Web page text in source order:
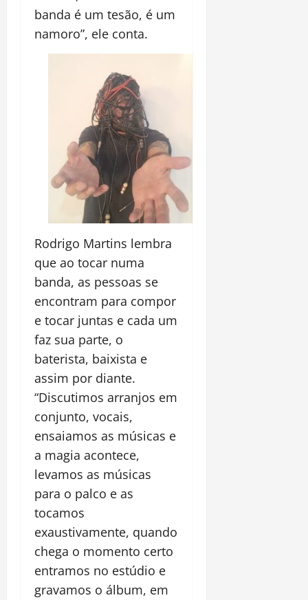
banda é um tesão, é um
namoro”, ele conta.
Rodrigo Martins lembra
que ao tocar numa
banda, as pessoas se
encontram para compor
e tocar juntas e cada um
faz sua parte, o
baterista, baixista e
assim por diante.
“Discutimos arranjos em
conjunto, vocais,
ensaiamos as músicas e
a magia acontece,
levamos as músicas
para o palco e as
tocamos
exaustivamente, quando
chega o momento certo
entramos no estúdio e
gravamos o álbum, em